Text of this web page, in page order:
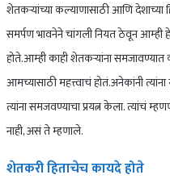
शेतकऱ्यांच्या कल्याणासाठी आणि देशाच्या
समर्पण भावनेने चांगली नियत ठेवून
होते.आम्ही काही शेतकऱ्यांना
आमच्यासाठी महत्त्वाचं होतं.अनेकांनी
त्यांना समजवण्याचा प्रयत्न केला. त्यांचं
नाही, असं ते म्हणाले.
शेतकरी हिताचेच कायदे होते